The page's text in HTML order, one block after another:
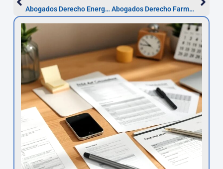
Abogados Derecho Energía en Dos Hermanas – Pasos y plazos
Abogados Derecho Farmacéutico en Dos Hermanas | pasos y plazos